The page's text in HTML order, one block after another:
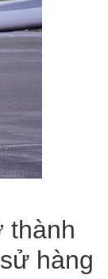
thành
hàng